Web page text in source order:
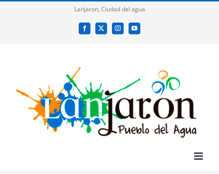
Lanjaron, Ciudad del agua
Facebook
X InstagramYouTube